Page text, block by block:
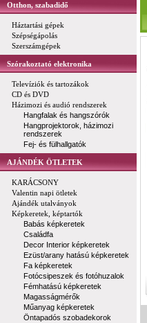
Otthon, szabadidő
Háztartási gépek
Szépségápolás
Szerszámgépek
Szórakoztató elektronika
Televíziók és tartozákok
CD és DVD
Házimozi és audió rendszerek
Hangfalak és hangszórók
Hangprojektorok, házimozi
rendszerek
Fej- és fülhallgatók
AJÁNDÉK ÖTLETEK
KARÁCSONY
Valentin napi ötletek
Ajándék utalványok
Képkeretek, képtartók
Babás képkeretek
Családfa
Decor Interior képkeretek
Ezüst/arany hatású képkeretek
Fa képkeretek
Fotócsipeszek és fotóhuzalok
Fémhatású képkeretek
Magasságmérők
Műanyag képkeretek
Öntapadós szobadekorok